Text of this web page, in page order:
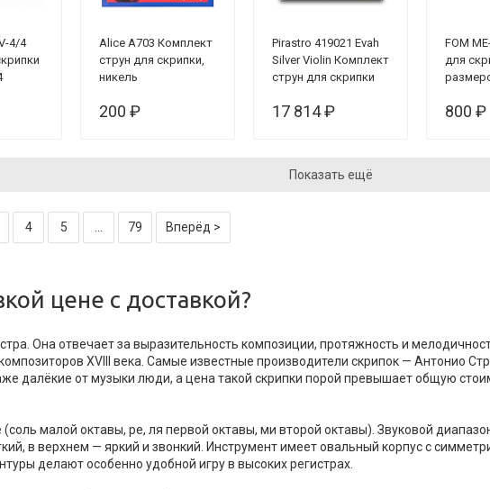
4/4
Alice A703 Комплект
струн для скрипки,
никель
200 ₽
Pirastro 419021 Evah
Silver Violin Комплект
струн для скрипки
17 814 ₽
FOM
для
800 ₽
Показать ещё
4 5 79 Вперёд >
цене с доставкой?
Она отвечает за выразительность композиции, протяжность и
XVIII века. Самые известные производители скрипок — Антонио
далёкие от музыки люди, а цена такой скрипки порой превышает общую
малой октавы, ре, ля первой октавы, ми второй октавы). Звуковой
в верхнем — яркий и звонкий. Инструмент имеет овальный корпус с
делают особенно удобной игру в высоких регистрах.